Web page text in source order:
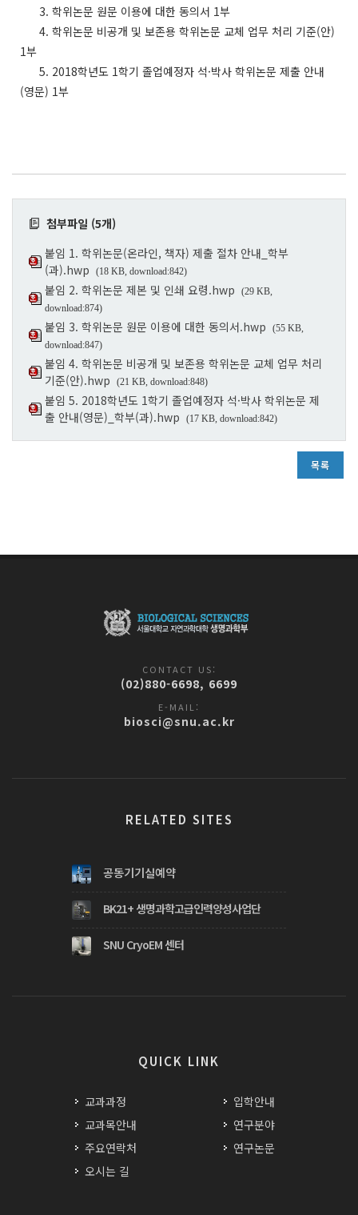
3. 학위논문 원문 이용에 대한 동의서 1부
4. 학위논문 비공개 및 보존용 학위논문 교체 업무 처리 기준(안)
1부
5. 2018학년도 1학기 졸업예정자 석·박사 학위논문 제출 안내
(영문) 1부
첨부파일 (5개)
붙임 1. 학위논문(온라인, 책자) 제출 절차 안내_학부
(과).hwp
(18 KB, download:842)
붙임 2. 학위논문 제본 및 인쇄 요령.hwp
(29 KB,
download:874)
붙임 3. 학위논문 원문 이용에 대한 동의서.hwp
(55 KB,
download:847)
붙임 4. 학위논문 비공개 및 보존용 학위논문 교체 업무 처리
기준(안).hwp
(21 KB, download:848)
붙임 5. 2018학년도 1학기 졸업예정자 석·박사 학위논문 제
출 안내(영문)_학부(과).hwp
(17 KB, download:842)
목록
CONTACT US:
(02)880-6698, 6699
E-MAIL:
biosci@snu.ac.kr
RELATED SITES
공동기기실예약
BK21+ 생명과학고급인력양성사업단
SNU CryoEM 센터
QUICK LINK
교과과정
교과목안내
주요연락처
오시는 길
입학안내
연구분야
연구논문